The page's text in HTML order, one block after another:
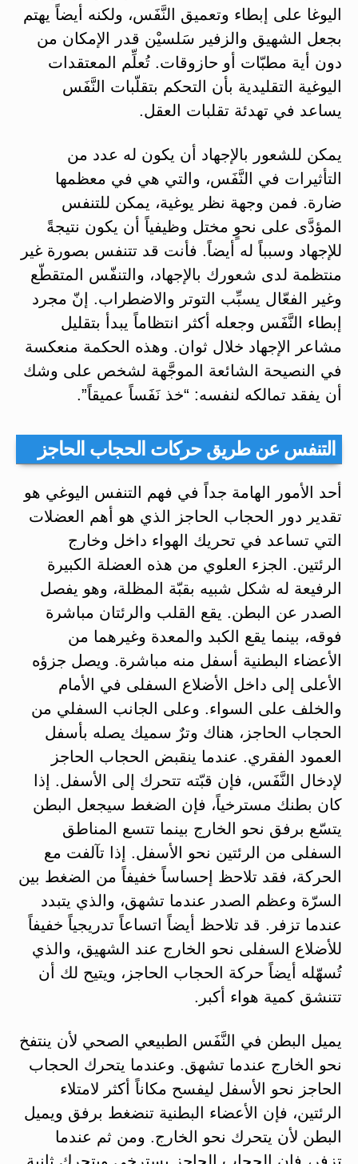
اليوغا على إبطاء وتعميق النَّفَس، ولكنه أيضاً يهتم
بجعل الشهيق والزفير سَلسيْن قدر الإمكان من
دون أية مطبّات أو حازوقات. تُعلِّم المعتقدات
اليوغية التقليدية بأن التحكم بتقلّبات النَّفَس
يساعد في تهدئة تقلبات العقل.
يمكن للشعور بالإجهاد أن يكون له عدد من
التأثيرات في النَّفَس، والتي هي في معظمها
ضارة. فمن وجهة نظر يوغية، يمكن للتنفس
المؤدَّى على نحوٍ مختل وظيفياً أن يكون نتيجةً
للإجهاد وسبباً له أيضاً. فأنت قد تتنفس بصورة غير
منتظمة لدى شعورك بالإجهاد، والتنفّس المتقطّع
وغير الفعّال يسبِّب التوتر والاضطراب. إنّ مجرد
إبطاء النَّفَس وجعله أكثر انتظاماً يبدأ بتقليل
مشاعر الإجهاد خلال ثوان. وهذه الحكمة منعكسة
في النصيحة الشائعة الموجَّهة لشخص على وشك
أن يفقد تمالكه لنفسه: “خذ نَفَساً عميقاً”.
التنفس عن طريق حركات الحجاب الحاجز
أحد الأمور الهامة جداً في فهم التنفس اليوغي هو
تقدير دور الحجاب الحاجز الذي هو أهم العضلات
التي تساعد في تحريك الهواء داخل وخارج
الرئتين. الجزء العلوي من هذه العضلة الكبيرة
الرفيعة له شكل شبيه بقبّة المظلة، وهو يفصل
الصدر عن البطن. يقع القلب والرئتان مباشرة
فوقه، بينما يقع الكبد والمعدة وغيرهما من
الأعضاء البطنية أسفل منه مباشرة. ويصل جزؤه
الأعلى إلى داخل الأضلاع السفلى في الأمام
والخلف على السواء. وعلى الجانب السفلي من
الحجاب الحاجز، هناك وترٌ سميك يصله بأسفل
العمود الفقري. عندما ينقبض الحجاب الحاجز
لإدخال النَّفَس، فإن قبّته تتحرك إلى الأسفل. إذا
كان بطنك مسترخياً، فإن الضغط سيجعل البطن
يتسّع برفق نحو الخارج بينما تتسع المناطق
السفلى من الرئتين نحو الأسفل. إذا تآلفت مع
الحركة، فقد تلاحظ إحساساً خفيفاً من الضغط بين
السرّة وعظم الصدر عندما تشهق، والذي يتبدد
عندما تزفر. قد تلاحظ أيضاً اتساعاً تدريجياً خفيفاً
للأضلاع السفلى نحو الخارج عند الشهيق، والذي
تُسهّله أيضاً حركة الحجاب الحاجز، ويتيح لك أن
تتنشق كمية هواء أكبر.
يميل البطن في النَّفَس الطبيعي الصحي لأن ينتفخ
نحو الخارج عندما تشهق. وعندما يتحرك الحجاب
الحاجز نحو الأسفل ليفسح مكاناً أكثر لامتلاء
الرئتين، فإن الأعضاء البطنية تنضغط برفق ويميل
البطن لأن يتحرك نحو الخارج. ومن ثم عندما
تزفر، فإن الحجاب الحاجز يسترخي ويتحرك ثانية